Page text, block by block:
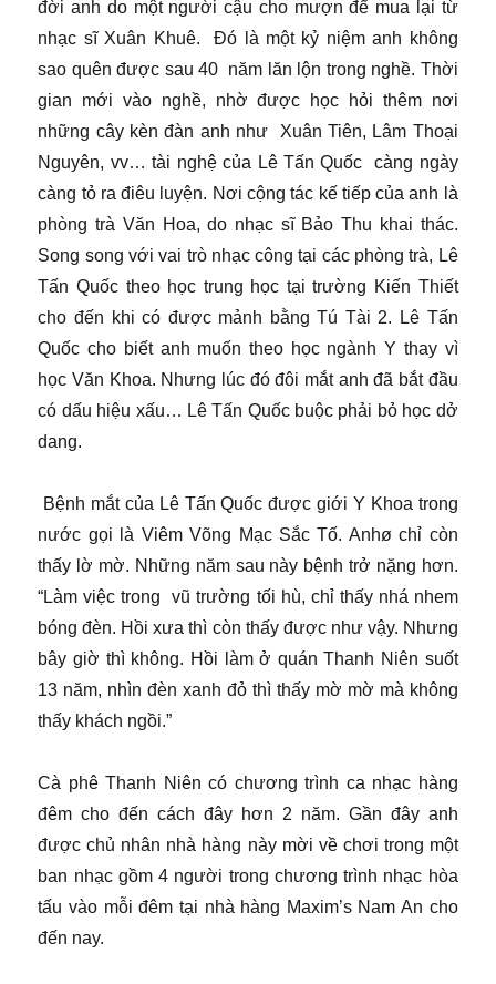
đời anh do một người cậu cho mượn để mua lại từ
nhạc sĩ Xuân Khuê. Đó là một kỷ niệm anh không
sao quên được sau 40 năm lăn lộn trong nghề. Thời
gian mới vào nghề, nhờ được học hỏi thêm nơi
những cây kèn đàn anh như Xuân Tiên, Lâm Thoại
Nguyên, vv… tài nghệ của Lê Tấn Quốc càng ngày
càng tỏ ra điêu luyện. Nơi cộng tác kế tiếp của anh là
phòng trà Văn Hoa, do nhạc sĩ Bảo Thu khai thác.
Song song với vai trò nhạc công tại các phòng trà, Lê
Tấn Quốc theo học trung học tại trường Kiến Thiết
cho đến khi có được mảnh bằng Tú Tài 2. Lê Tấn
Quốc cho biết anh muốn theo học ngành Y thay vì
học Văn Khoa. Nhưng lúc đó đôi mắt anh đã bắt đầu
có dấu hiệu xấu… Lê Tấn Quốc buộc phải bỏ học dở
dang.
Bệnh mắt của Lê Tấn Quốc được giới Y Khoa trong
nước gọi là Viêm Võng Mạc Sắc Tố. Anhø chỉ còn
thấy lờ mờ. Những năm sau này bệnh trở nặng hơn.
“Làm việc trong vũ trường tối hù, chỉ thấy nhá nhem
bóng đèn. Hồi xưa thì còn thấy được như vậy. Nhưng
bây giờ thì không. Hồi làm ở quán Thanh Niên suốt
13 năm, nhìn đèn xanh đỏ thì thấy mờ mờ mà không
thấy khách ngồi.”
Cà phê Thanh Niên có chương trình ca nhạc hàng
đêm cho đến cách đây hơn 2 năm. Gần đây anh
được chủ nhân nhà hàng này mời về chơi trong một
ban nhạc gồm 4 người trong chương trình nhạc hòa
tấu vào mỗi đêm tại nhà hàng Maxim’s Nam An cho
đến nay.